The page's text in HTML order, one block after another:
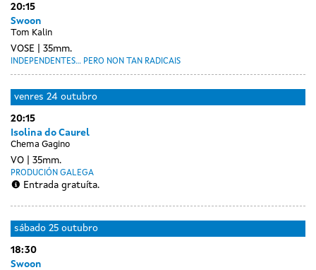
20:15
Swoon
Tom Kalin
VOSE 35mm.
INDEPENDENTES... PERO NON TAN RADICAIS
venres 24 outubro
20:15
Isolina do Caurel
Chema Gagino
VO 35mm.
PRODUCIÓN GALEGA
Entrada gratuíta.
sábado 25 outubro
18:30
Swoon